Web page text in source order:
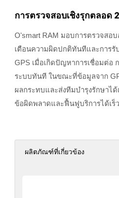
การตรวจสอบเชิงรุกตลอด
O'smart RAM มอบการตรวจสอ
เตือนความผิดปกติทันทีและการ
GPS เมื่อเกิดปัญหาการเชื่อมต่อ
ระบบทันที ในขณะที่ข้อมูลจาก
ผลกระทบและส่งทีมบำรุงรักษาไ
ข้อผิดพลาดและฟื้นฟูบริการได้เร็
ผลิตภัณฑ์ที่เกี่ยวข้อง